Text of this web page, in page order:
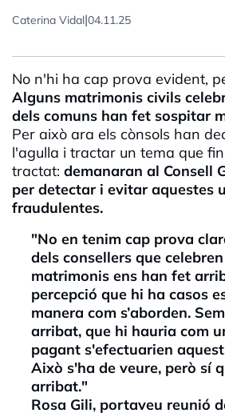
Caterina Vidal|04.11.25
No n'hi ha cap prova evident,
Alguns matrimonis civils
dels comuns han fet sospitar
Per això ara els cònsols han
l'agulla i tractar un tema que
tractat: demanaran al Consell
per detectar i evitar aquestes
fraudulentes.
"No en tenim cap prova
dels consellers que
matrimonis ens han fet
percepció que hi ha casos
manera com s’aborden.
arribat, que hi hauria com
pagant s'efectuarien
Això s'ha de veure, però sí
arribat."
Rosa Gili, portaveu reunió